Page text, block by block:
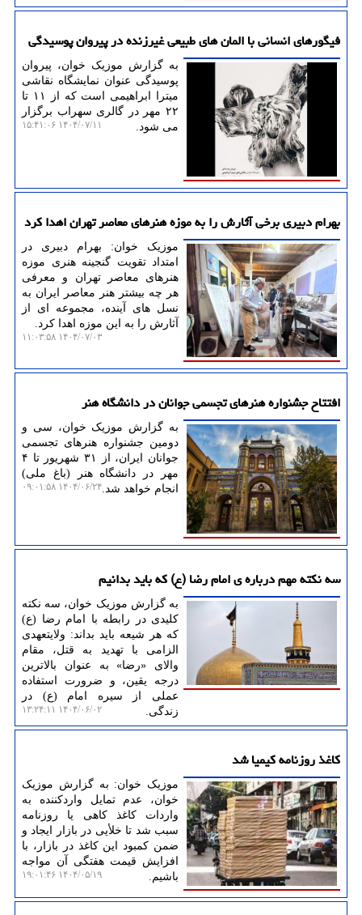
فیگورهای انسانی با المان های طبیعی غیرزنده در پیروان پوسیدگی
به گزارش موزیک خوان، پیروان
پوسیدگی عنوان نمایشگاه نقاشی
میترا ابراهیمی است که از ۱۱ تا
۲۲ مهر در گالری سهراب برگزار
می شود.
۱۴۰۴/۰۷/۱۱ ۱۵:۴۱:۰۶
بهرام دبیری برخی آثارش را به موزه هنرهای معاصر تهران اهدا کرد
موزیک خوان: بهرام دبیری در
امتداد تقویت گنجینه هنری موزه
هنرهای معاصر تهران و معرفی
هر چه بیشتر هنر معاصر ایران به
نسل های آینده، مجموعه ای از
آثارش را به این موزه اهدا کرد.
۱۴۰۴/۰۷/۰۳ ۱۱:۰۳:۵۸
افتتاح جشنواره هنرهای تجسمی جوانان در دانشگاه هنر
به گزارش موزیک خوان، سی و
دومین جشنواره هنرهای تجسمی
جوانان ایران، از ۳۱ شهریور تا ۴
مهر در دانشگاه هنر (باغ ملی)
انجام خواهد شد. ۱۴۰۴/۰۶/۲۴ ۰۹:۰۱:۵۸
سه نکته مهم درباره ی امام رضا (ع) که باید بدانیم
به گزارش موزیک خوان، سه نکته
کلیدی در رابطه با امام رضا (ع)
که هر شیعه باید بداند: ولایتعهدی
الزامی با تهدید به قتل، مقام
والای «رضا» به عنوان بالاترین
درجه یقین، و ضرورت استفاده
عملی از سیره امام (ع) در
زندگی.
۱۴۰۴/۰۶/۰۲ ۱۳:۲۴:۱۱
کاغذ روزنامه کیمیا شد
موزیک خوان: به گزارش موزیک
خوان، عدم تمایل واردکننده به
واردات کاغذ کاهی یا روزنامه
سبب شد تا خلأیی در بازار ایجاد و
ضمن کمبود این کاغذ در بازار، با
افزایش قیمت هفتگی آن مواجه
باشیم.
۱۴۰۴/۰۵/۱۹ ۱۹:۰۱:۴۶